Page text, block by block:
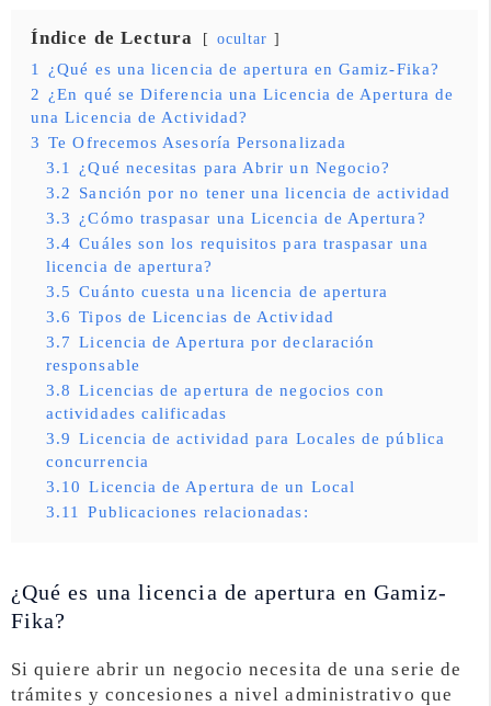
Índice de Lectura ocultar
1
¿Qué es una licencia de apertura en Gamiz-Fika?
2 ¿En qué se Diferencia una Licencia de Apertura de
una Licencia de Actividad?
3 Te Ofrecemos Asesoría Personalizada
3.1
¿Qué necesitas para Abrir un Negocio?
3.2 Sanción por no tener una licencia de actividad
3.3 ¿Cómo traspasar una Licencia de Apertura?
3.4 Cuáles son los requisitos para traspasar una
licencia de apertura?
3.5 Cuánto cuesta una licencia de apertura
3.6 Tipos de Licencias de Actividad
3.7 Licencia de Apertura por declaración
responsable
3.8 Licencias de apertura de negocios con
actividades calificadas
3.9 Licencia de actividad para Locales de pública
concurrencia
3.10 Licencia de Apertura de un Local
3.11
Publicaciones relacionadas:
¿Qué es una licencia de apertura en Gamiz-
Fika?
Si quiere abrir un negocio necesita de una serie de
trámites y concesiones a nivel administrativo que